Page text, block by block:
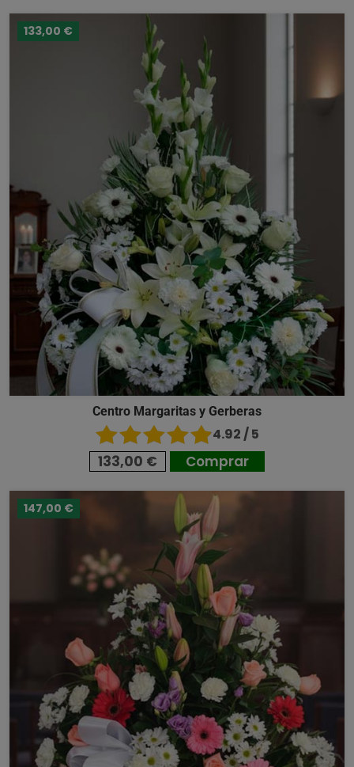
133,00 €
Centro Margaritas y Gerberas
4.92 / 5
133,00 € Comprar
147,00 €